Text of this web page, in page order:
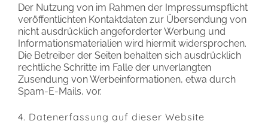
Der Nutzung von im Rahmen der Impressumspflicht
veröffentlichten Kontaktdaten zur Übersendung von
nicht ausdrücklich angeforderter Werbung und
Informationsmaterialien wird hiermit widersprochen.
Die Betreiber der Seiten behalten sich ausdrücklich
rechtliche Schritte im Falle der unverlangten
Zusendung von Werbeinformationen, etwa durch
Spam-E-Mails, vor.
4. Datenerfassung auf dieser Website